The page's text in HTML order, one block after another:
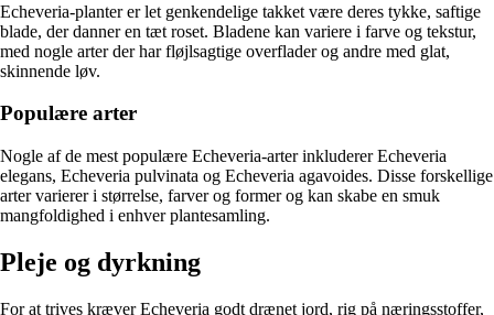
Echeveria-planter er let genkendelige takket være deres tykke, saftige
blade, der danner en tæt roset. Bladene kan variere i farve og tekstur,
med nogle arter der har fløjlsagtige overflader og andre med glat,
skinnende løv.
Populære arter
Nogle af de mest populære Echeveria-arter inkluderer Echeveria
elegans, Echeveria pulvinata og Echeveria agavoides. Disse forskellige
arter varierer i størrelse, farver og former og kan skabe en smuk
mangfoldighed i enhver plantesamling.
Pleje og dyrkning
For at trives kræver Echeveria godt drænet jord, rig på næringsstoffer,